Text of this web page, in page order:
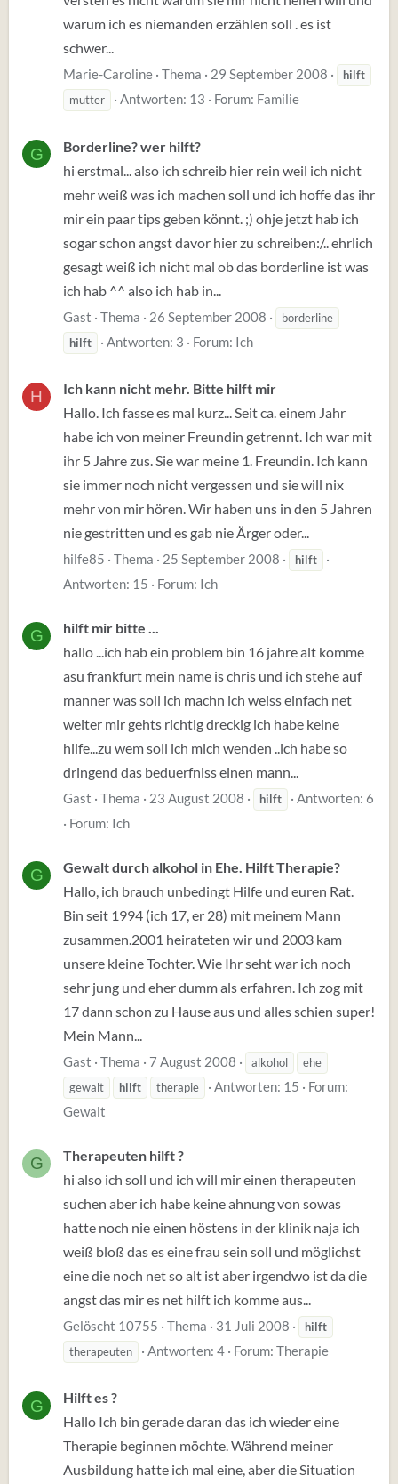
warum ich es niemanden erzählen soll . es ist
schwer...
Marie-Caroline Thema 29 September 2008
hilft
mutter
Antworten: 13 Forum: Familie
G
Borderline? wer hilft?
hi erstmal... also ich schreib hier rein weil ich nicht
mehr weiß was ich machen soll und ich hoffe das ihr
mir ein paar tips geben könnt. ;) ohje jetzt hab ich
sogar schon angst davor hier zu schreiben:/.. ehrlich
gesagt weiß ich nicht mal ob das borderline ist was
ich hab ^^ also ich hab in...
Gast Thema 26 September 2008
borderline
hilft
Antworten: 3 Forum: Ich
H
Ich kann nicht mehr. Bitte hilft mir
Hallo. Ich fasse es mal kurz... Seit ca. einem Jahr
habe ich von meiner Freundin getrennt. Ich war mit
ihr 5 Jahre zus. Sie war meine 1. Freundin. Ich kann
sie immer noch nicht vergessen und sie will nix
mehr von mir hören. Wir haben uns in den 5 Jahren
nie gestritten und es gab nie Ärger oder...
hilfe85 Thema 25 September 2008 hilft
Antworten: 15 Forum: Ich
G
hilft mir bitte ...
hallo ...ich hab ein problem bin 16 jahre alt komme
asu frankfurt mein name is chris und ich stehe auf
manner was soll ich machn ich weiss einfach net
weiter mir gehts richtig dreckig ich habe keine
hilfe...zu wem soll ich mich wenden ..ich habe so
dringend das beduerfniss einen mann...
Gast Thema 23 August 2008 hilft
Antworten: 6
Forum: Ich
G
Gewalt durch alkohol in Ehe. Hilft Therapie?
Hallo, ich brauch unbedingt Hilfe und euren Rat.
Bin seit 1994 (ich 17, er 28) mit meinem Mann
zusammen.2001 heirateten wir und 2003 kam
unsere kleine Tochter. Wie Ihr seht war ich noch
sehr jung und eher dumm als erfahren. Ich zog mit
17 dann schon zu Hause aus und alles schien super!
Mein Mann...
Gast Thema 7 August 2008 alkohol
ehe
gewalt
hilft therapie Antworten: 15
Forum:
Gewalt
G
Therapeuten hilft ?
hi also ich soll und ich will mir einen therapeuten
suchen aber ich habe keine ahnung von sowas
hatte noch nie einen höstens in der klinik naja ich
weiß bloß das es eine frau sein soll und möglichst
eine die noch net so alt ist aber irgendwo ist da die
angst das mir es net hilft ich komme aus...
Gelöscht 10755 Thema 31 Juli 2008
hilft
therapeuten
Antworten: 4 Forum: Therapie
G
Hilft es ?
Hallo Ich bin gerade daran das ich wieder eine
Therapie beginnen möchte. Während meiner
Ausbildung hatte ich mal eine, aber die Situation